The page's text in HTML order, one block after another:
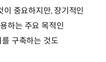
중요하지만, 장기적인
하는 주요 목적인
구축하는 것도